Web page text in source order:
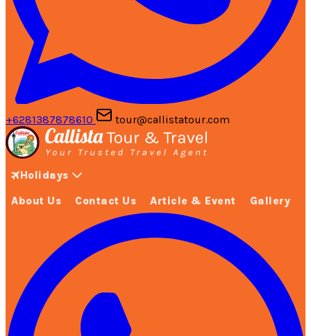
+6281387878610 tour@callistatour.com
Holidays
About Us Contact Us Article & Event Gallery